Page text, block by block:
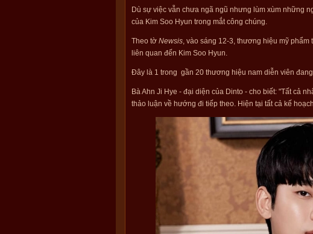
Dù sự việc vẫn chưa ngã ngũ nhưng lùm xùm những
của Kim Soo Hyun trong mắt công chúng.
Theo tờ Newsis , vào sáng 12-3, thương hiệu mỹ
liên quan đến Kim Soo Hyun.
Đây là 1 trong gần 20 thương hiệu nam diễn viên
Bà Ahn Ji Hye - đại diện của Dinto - cho biết: "Tất cả
thảo luận về hướng đi tiếp theo. Hiện tại tất cả kế